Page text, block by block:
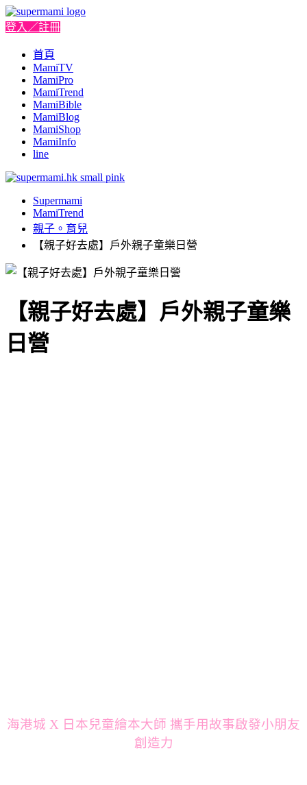
登入／註冊
首頁
MamiTV
MamiPro
MamiTrend
MamiBible
MamiBlog
MamiShop
MamiInfo
line
Supermami
MamiTrend
親子。育兒
【親子好去處】戶外親子童樂日營
【親子好去處】戶外親子童樂
日營
海港城 X 日本兒童繪本大師 攜手用故事啟發小朋友
創造力